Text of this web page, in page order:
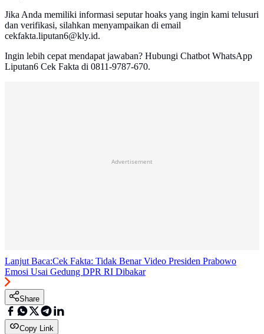
Jika Anda memiliki informasi seputar hoaks yang ingin kami telusuri
dan verifikasi, silahkan menyampaikan di email
cekfakta.liputan6@kly.id.
Ingin lebih cepat mendapat jawaban? Hubungi Chatbot WhatsApp
Liputan6 Cek Fakta di 0811-9787-670.
Advertisement
Lanjut Baca:Cek Fakta: Tidak Benar Video Presiden Prabowo
Emosi Usai Gedung DPR RI Dibakar
Share
Copy Link